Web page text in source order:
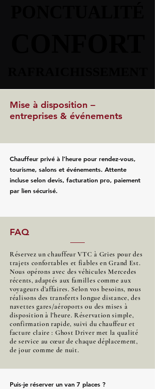
Mise à disposition –
entreprises & événements
Chauffeur privé à l’heure pour rendez‑vous,
tourisme, salons et événements. Attente
incluse selon devis, facturation pro, paiement
par lien sécurisé.
FAQ
Réservez un chauffeur VTC à Gries pour des
trajets confortables et fiables en Grand Est.
Nous opérons avec des véhicules Mercedes
récents, adaptés aux familles comme aux
voyageurs d’affaires. Selon vos besoins, nous
réalisons des transferts longue distance, des
navettes gares/aéroports ou des mises à
disposition à l’heure. Réservation simple,
confirmation rapide, suivi du chauffeur et
facture claire : Ghost Driver met la qualité
de service au cœur de chaque déplacement,
de jour comme de nuit.
Puis‑je réserver un van 7 places ?